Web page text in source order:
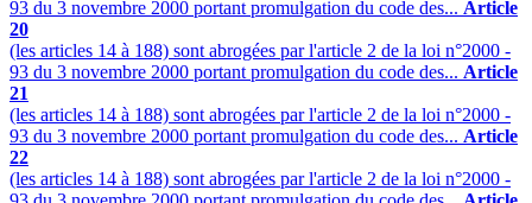
93 du 3 novembre 2000 portant promulgation du code des... Article
20
(les articles 14 à 188) sont abrogées par l'article 2 de la loi n°2000 -
93 du 3 novembre 2000 portant promulgation du code des... Article
21
(les articles 14 à 188) sont abrogées par l'article 2 de la loi n°2000 -
93 du 3 novembre 2000 portant promulgation du code des... Article
22
(les articles 14 à 188) sont abrogées par l'article 2 de la loi n°2000 -